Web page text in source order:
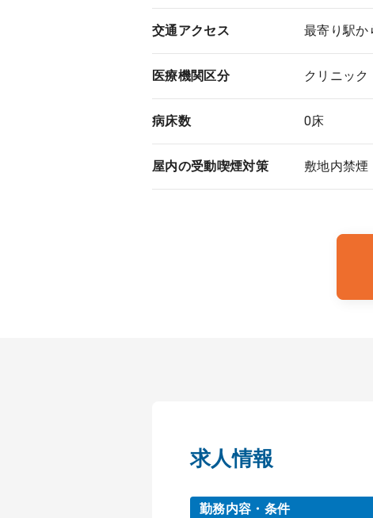
交通アクセス 最寄り駅か
医療機関区分 クリニック
病床数 0床
屋内の受動喫煙対策 敷地内禁煙
求人情報
勤務内容・条件